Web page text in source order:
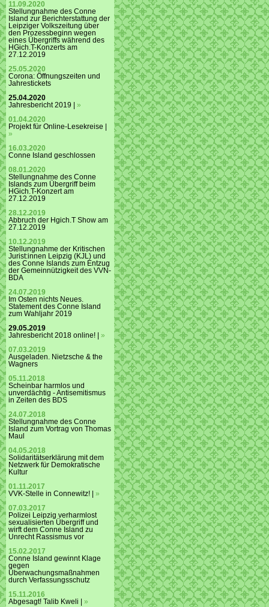
11.09.2020
Stellungnahme des Conne
Island zur Berichterstattung der
Leipziger Volkszeitung über
den Prozessbeginn wegen
eines Übergriffs während des
HGich.T-Konzerts am
27.12.2019
25.05.2020
Corona: Öffnungszeiten und
Jahrestickets
25.04.2020
Jahresbericht 2019 | »
01.04.2020
Projekt für Online-Lesekreise |
»
16.03.2020
Conne Island geschlossen
08.01.2020
Stellungnahme des Conne
Islands zum Übergriff beim
HGich.T-Konzert am
27.12.2019
28.12.2019
Abbruch der Hgich.T Show am
27.12.2019
10.12.2019
Stellungnahme der Kritischen
Jurist:innen Leipzig (KJL) und
des Conne Islands zum Entzug
der Gemeinnützigkeit des VVN-
BDA
24.07.2019
Im Osten nichts Neues.
Statement des Conne Island
zum Wahljahr 2019
29.05.2019
Jahresbericht 2018 online! | »
07.03.2019
Ausgeladen. Nietzsche & the
Wagners
05.11.2018
Scheinbar harmlos und
unverdächtig - Antisemitismus
in Zeiten des BDS
24.07.2018
Stellungnahme des Conne
Island zum Vortrag von Thomas
Maul
04.05.2018
Solidaritätserklärung mit dem
Netzwerk für Demokratische
Kultur
01.11.2017
VVK-Stelle in Connewitz! | »
07.03.2017
Polizei Leipzig verharmlost
sexualisierten Übergriff und
wirft dem Conne Island zu
Unrecht Rassismus vor
15.02.2017
Conne Island gewinnt Klage
gegen
Überwachungsmaßnahmen
durch Verfassungsschutz
15.11.2016
Abgesagt! Talib Kweli | »